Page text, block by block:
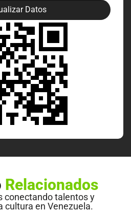
Datos
Relacionados
conectando talentos y
cultura en Venezuela.